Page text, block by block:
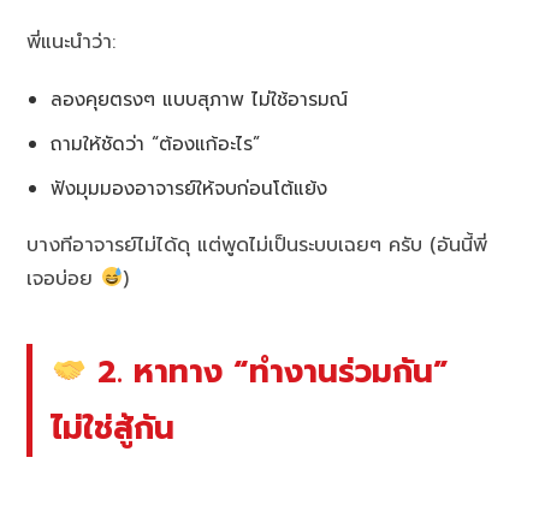
พี่แนะนำว่า:
ลองคุยตรงๆ แบบสุภาพ ไม่ใช้อารมณ์
ถามให้ชัดว่า “ต้องแก้อะไร”
ฟังมุมมองอาจารย์ให้จบก่อนโต้แย้ง
บางทีอาจารย์ไม่ได้ดุ แต่พูดไม่เป็นระบบเฉยๆ ครับ (อันนี้พี่
เจอบ่อย
)
2. หาทาง “ทำงานร่วมกัน”
ไม่ใช่สู้กัน